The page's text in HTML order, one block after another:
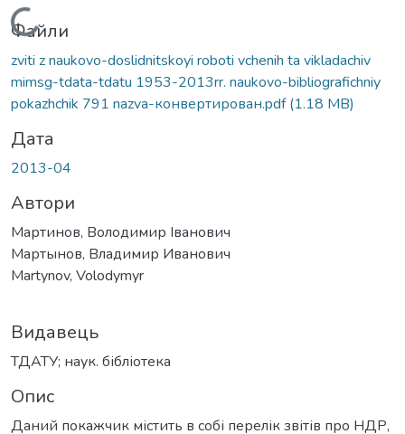
Вантажиться...
Файли
zviti z naukovo-doslidnitskoyi roboti vchenih ta vikladachiv
mimsg-tdata-tdatu 1953-2013rr. naukovo-bibliografichniy
pokazhchik 791 nazva-конвертирован.pdf(1.18 MB)
Дата
2013-04
Автори
Мартинов, Володимир Іванович
Мартынов, Владимир Иванович
Martynov, Volodymyr
Видавець
ТДАТУ; наук. бібліотека
Опис
Даний покажчик містить в собі перелік звітів про НДР,